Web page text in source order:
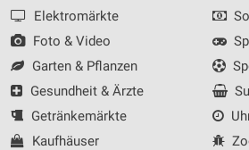
Elektromärkte
Foto & Video
Garten & Pflanzen
Gesundheit & Ärzte
Getränkemärkte
Kaufhäuser
Nicht-IAB-Verarbeitungszwecke:
Notwendig
Performance
Funktional